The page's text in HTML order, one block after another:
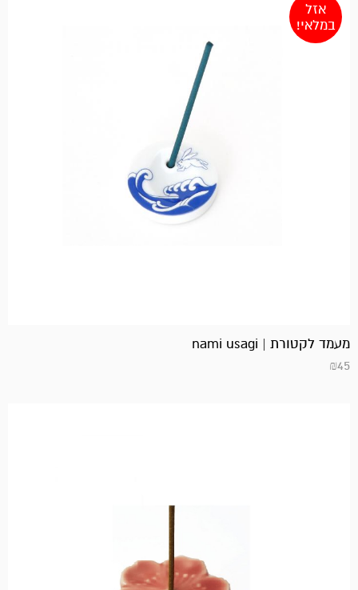
אזל
במלאי!
מעמד לקטורת | nami usagi
₪45